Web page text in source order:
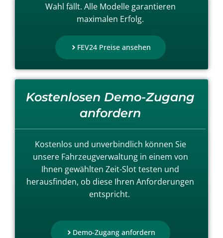
Wahl fällt. Alle Modelle garantieren
maximalen Erfolg.
FEV24 Preise ansehen
Kostenlosen Demo-Zugang
anfordern
Kostenlos und unverbindlich können Sie
unsere Fahrzeugverwaltung in einem von
Ihnen gewählten Zeit-Slot testen und
herausfinden, ob diese Ihren Anforderungen
entspricht.
Demo-Zugang anfordern